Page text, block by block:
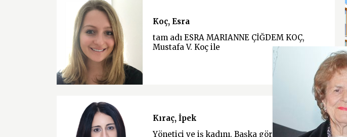
Koç, Esra
tam adı ESRA MARIANNE ÇİĞDEM KOÇ,
Mustafa V. Koç ile
Kıraç, İpek
Yönetici ve iş kadını. Başka görevlerinin